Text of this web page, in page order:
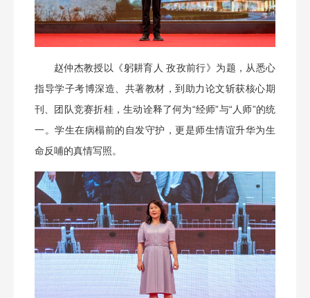
赵仲杰教授以《躬耕育人 孜孜前行》为题，从悉心
指导学子考博深造、共著教材，到助力论文斩获核心期
刊、团队竞赛折桂，生动诠释了何为“经师”与“人师”的统
一。学生在病榻前的自发守护，更是师生情谊升华为生
命反哺的真情写照。